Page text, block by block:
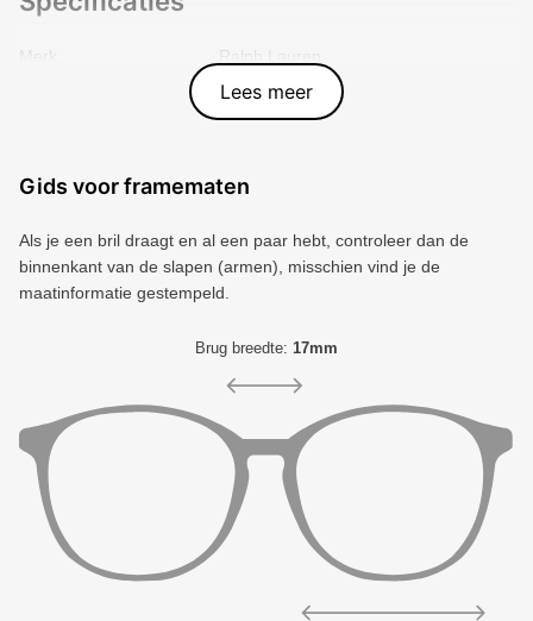
Merk
Ralph Lauren
Goud
Metal
Lees meer
Gids voor framematen
Als je een bril draagt ​​en al een paar hebt, controleer dan de
binnenkant van de slapen (armen), misschien vind je de
maatinformatie gestempeld.
Brug breedte: 17mm